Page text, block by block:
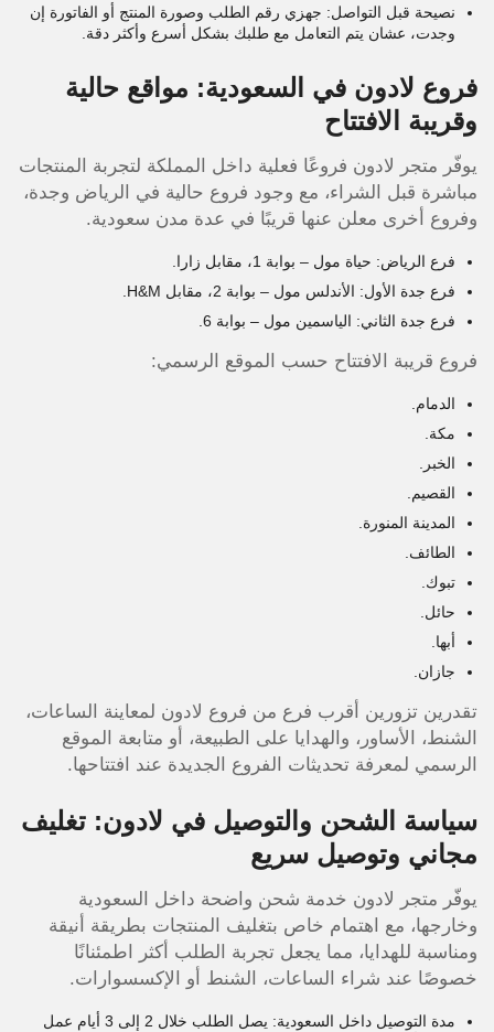
نصيحة قبل التواصل: جهزي رقم الطلب وصورة المنتج أو الفاتورة إن
وجدت، عشان يتم التعامل مع طلبك بشكل أسرع وأكثر دقة.
فروع لادون في السعودية: مواقع حالية
وقريبة الافتتاح
يوفّر متجر لادون فروعًا فعلية داخل المملكة لتجربة المنتجات
مباشرة قبل الشراء، مع وجود فروع حالية في الرياض وجدة،
وفروع أخرى معلن عنها قريبًا في عدة مدن سعودية.
فرع الرياض: حياة مول – بوابة 1، مقابل زارا.
فرع جدة الأول: الأندلس مول – بوابة 2، مقابل H&M.
فرع جدة الثاني: الياسمين مول – بوابة 6.
فروع قريبة الافتتاح حسب الموقع الرسمي:
الدمام.
مكة.
الخبر.
القصيم.
المدينة المنورة.
الطائف.
تبوك.
حائل.
أبها.
جازان.
تقدرين تزورين أقرب فرع من فروع لادون لمعاينة الساعات،
الشنط، الأساور، والهدايا على الطبيعة، أو متابعة الموقع
الرسمي لمعرفة تحديثات الفروع الجديدة عند افتتاحها.
سياسة الشحن والتوصيل في لادون: تغليف
مجاني وتوصيل سريع
يوفّر متجر لادون خدمة شحن واضحة داخل السعودية
وخارجها، مع اهتمام خاص بتغليف المنتجات بطريقة أنيقة
ومناسبة للهدايا، مما يجعل تجربة الطلب أكثر اطمئنانًا
خصوصًا عند شراء الساعات، الشنط أو الإكسسوارات.
مدة التوصيل داخل السعودية: يصل الطلب خلال 2 إلى 3 أيام عمل